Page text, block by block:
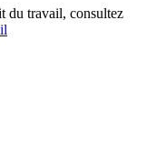
du travail, consultez